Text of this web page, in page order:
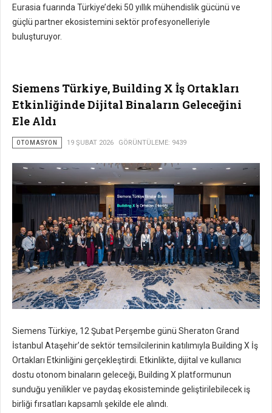
Eurasia fuarında Türkiye’deki 50 yıllık mühendislik gücünü ve
güçlü partner ekosistemini sektör profesyonelleriyle
buluşturuyor.
Siemens Türkiye, Building X İş Ortakları
Etkinliğinde Dijital Binaların Geleceğini
Ele Aldı
OTOMASYON 19 ŞUBAT 2026 GÖRÜNTÜLEME: 9439
Siemens Türkiye, 12 Şubat Perşembe günü Sheraton Grand
İstanbul Ataşehir’de sektör temsilcilerinin katılımıyla Building X İş
Ortakları Etkinliğini gerçekleştirdi. Etkinlikte, dijital ve kullanıcı
dostu otonom binaların geleceği, Building X platformunun
sunduğu yenilikler ve paydaş ekosisteminde geliştirilebilecek iş
birliği fırsatları kapsamlı şekilde ele alındı.